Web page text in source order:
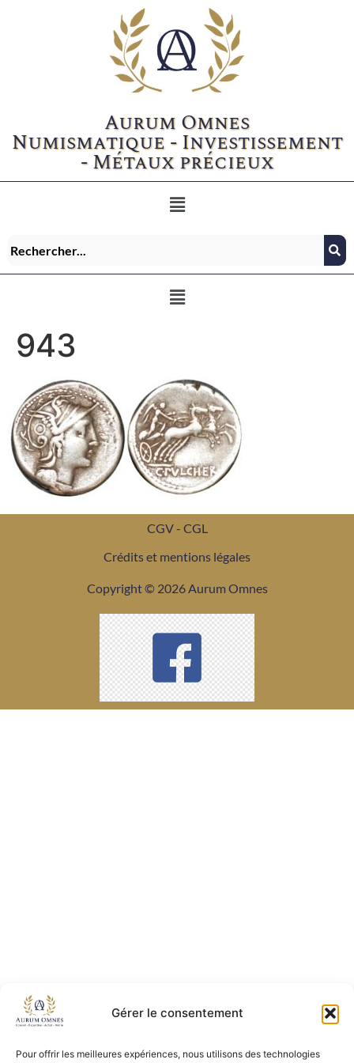
Gérer le consentement
Pour offrir les meilleures expériences, nous utilisons des technologies
Aurum Omnes
Numismatique - Investissement
- Métaux précieux
943
CGV - CGL
Crédits et mentions légales
Copyright © 2026 Aurum Omnes